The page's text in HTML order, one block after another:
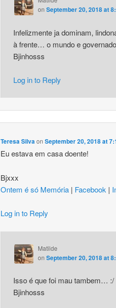
on September 20, 2018 at
Infelizmente ja dominam,
à frente… o mundo e
Bjinhosss
Log in to Reply
Teresa SilvaonSeptember 20, 2018 at
Eu estava em casa doente!
Bjxxx
Ontem é só Memória | Facebook |
Log in to Reply
Matilde
on September 20, 2018 at
Isso é que foi mau tambem… :/
Bjinhosss